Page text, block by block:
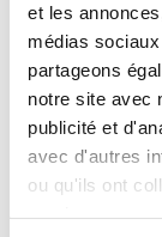
et les
médias
partageons
notre site avec
publicité et
avec d'autres
ou qu'ils ont
Ibtissem
DE
FEU
Romans